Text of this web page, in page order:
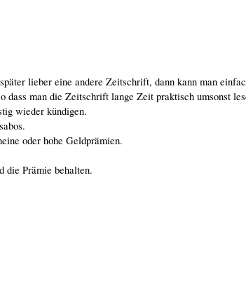
lieber eine andere Zeitschrift, dann kann man
man die Zeitschrift lange Zeit praktisch umsonst
wieder kündigen.
oder hohe Geldprämien.
die Prämie behalten.